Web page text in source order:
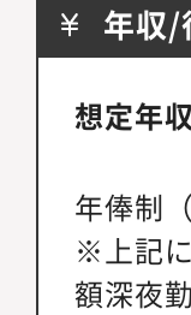
年収/
想定年
年俸制
※上記
額深夜